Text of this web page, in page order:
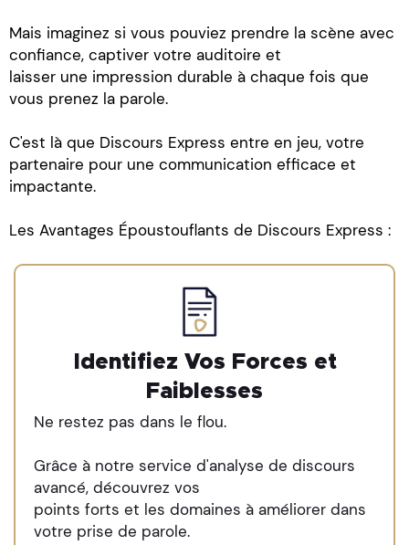
Mais imaginez si vous pouviez prendre la scène avec
confiance, captiver votre auditoire et
laisser une impression durable à chaque fois que
vous prenez la parole.
C'est là que Discours Express entre en jeu, votre
partenaire pour une communication efficace et
impactante.
Les Avantages Époustouflants de Discours Express :
Identifiez Vos Forces et
Faiblesses
Ne restez pas dans le flou.
Grâce à notre service d'analyse de discours
avancé, découvrez vos
points forts et les domaines à améliorer dans
votre prise de parole.